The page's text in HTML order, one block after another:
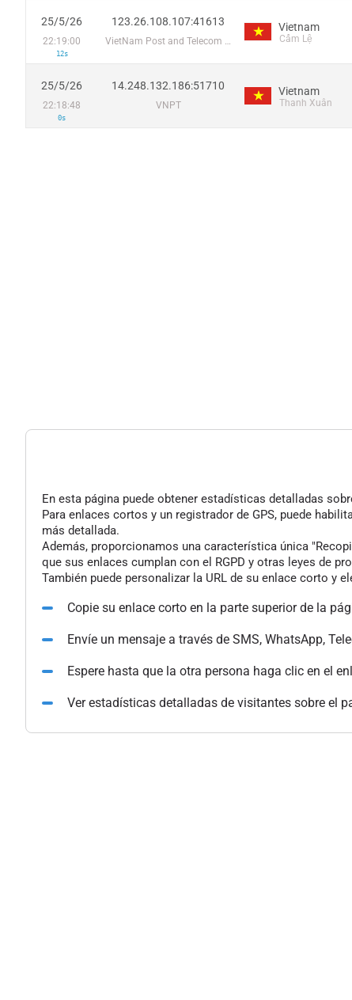
25/5/26
22:19:00
12s
123.26.108.107:41613
VietNam Post and Telecom Corporation
Vietnam
Cẩm Lệ
25/5/26
22:18:48
0s
14.248.132.186:51710
VNPT
Vietnam
Thanh Xuân
En esta página puede obtener estadísticas detalladas
Para enlaces cortos y un registrador de GPS, puede
más detallada.
Además, proporcionamos una característica única
que sus enlaces cumplan con el RGPD y otras leyes de
También puede personalizar la URL de su enlace corto y
Copie su enlace corto en la parte superior de la
Envíe un mensaje a través de SMS, WhatsApp,
Espere hasta que la otra persona haga clic en el
Ver estadísticas detalladas de visitantes sobre el